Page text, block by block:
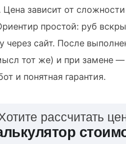
зависит от
простой: руб
через сайт. После
тот же) и при замене —
и понятная гарантия.
рассчитать